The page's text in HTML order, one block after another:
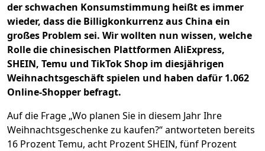
der schwachen Konsumstimmung heißt es immer
wieder, dass die Billigkonkurrenz aus China ein
großes Problem sei. Wir wollten nun wissen, welche
Rolle die chinesischen Plattformen AliExpress,
SHEIN, Temu und TikTok Shop im diesjährigen
Weihnachtsgeschäft spielen und haben dafür 1.062
Online-Shopper befragt.
Auf die Frage „Wo planen Sie in diesem Jahr Ihre
Weihnachtsgeschenke zu kaufen?“ antworteten bereits
16 Prozent Temu, acht Prozent SHEIN, fünf Prozent